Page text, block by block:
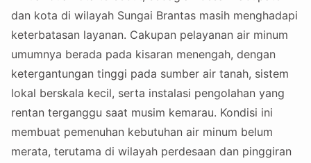
dan kota di wilayah Sungai Brantas masih menghadapi
keterbatasan layanan. Cakupan pelayanan air minum
umumnya berada pada kisaran menengah, dengan
ketergantungan tinggi pada sumber air tanah, sistem
lokal berskala kecil, serta instalasi pengolahan yang
rentan terganggu saat musim kemarau. Kondisi ini
membuat pemenuhan kebutuhan air minum belum
merata, terutama di wilayah perdesaan dan pinggiran